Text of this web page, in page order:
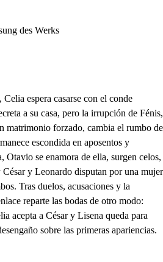
des Werks
espera casarse con el conde
a su casa, pero la irrupción de Fénis,
matrimonio forzado, cambia el rumbo de
escondida en aposentos y
Otavio se enamora de ella, surgen celos,
y Leonardo disputan por una mujer
Tras duelos, acusaciones y la
reparte las bodas de otro modo:
acepta a César y Lisena queda para
sobre las primeras apariencias.